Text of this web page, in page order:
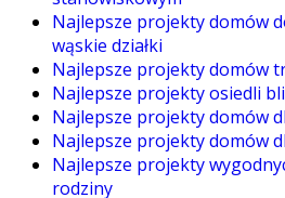
Najlepsze projekty domów
wąskie działki
Najlepsze projekty domów
Najlepsze projekty osiedli
Najlepsze projekty domów
Najlepsze projekty domów
Najlepsze projekty
rodziny